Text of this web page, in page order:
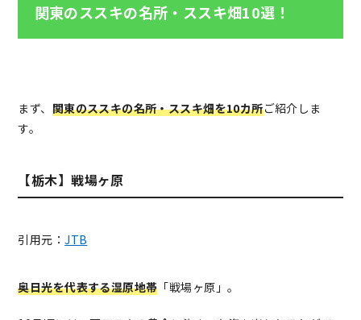
関東のススキの名所・ススキ畑10選！
まず、 関東のススキの名所・ススキ畑を10カ所ご紹介しま
す。
【栃木】戦場ヶ原
引用元：JTB
奥日光を代表する湿原地帯 「戦場ヶ原」。